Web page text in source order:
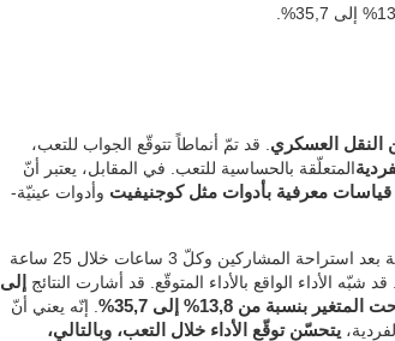
النقل العسكري . قد تمّ أنماطاً تتوقّع الجواب للتعب،
المتعلّقة بالحساسية للتعب. في المقابل، يعتبر أنّ
قياسات معرفية بأدوات مثل كوجنيفيت وأدوات عينيّة-
قد قيست المتغيرات المعرفية والعينيّة-المترية المختلفة بعد استراحة المشاركين وكلّ 3 ساعات خلال 25 ساعة
الأداء الواقع بالأداء المتوقّع. قد أشارت النتائج
إلى
من 13,8% إلى 35,7%
. إنّه يعني أنّ
يتحسّن توقّع الأداء خلال التعب، وبالتالي،